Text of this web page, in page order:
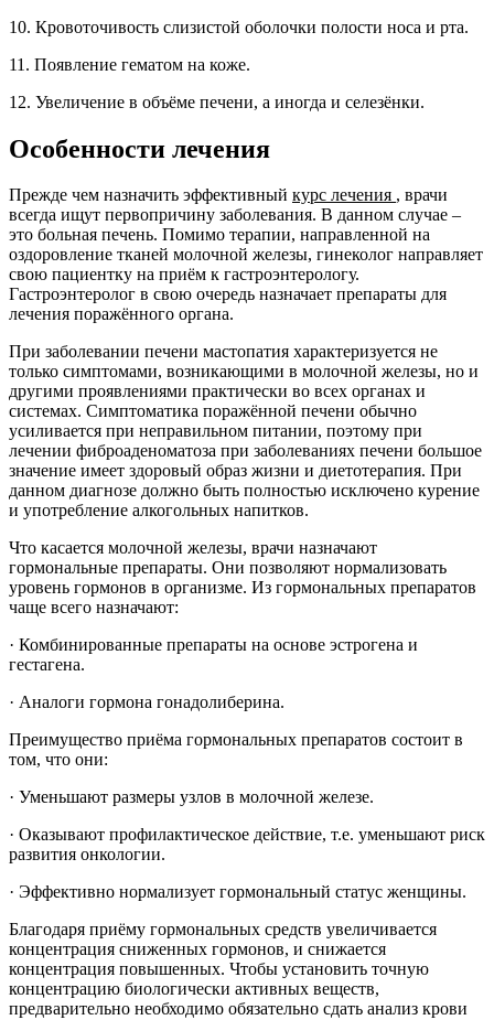
10. Кровоточивость слизистой оболочки полости носа и рта.
11. Появление гематом на коже.
12. Увеличение в объёме печени, а иногда и селезёнки.
Особенности лечения
Прежде чем назначить эффективный курс лечения , врачи
всегда ищут первопричину заболевания. В данном случае –
это больная печень. Помимо терапии, направленной на
оздоровление тканей молочной железы, гинеколог направляет
свою пациентку на приём к гастроэнтерологу.
Гастроэнтеролог в свою очередь назначает препараты для
лечения поражённого органа.
При заболевании печени мастопатия характеризуется не
только симптомами, возникающими в молочной железы, но и
другими проявлениями практически во всех органах и
системах. Симптоматика поражённой печени обычно
усиливается при неправильном питании, поэтому при
лечении фиброаденоматоза при заболеваниях печени большое
значение имеет здоровый образ жизни и диетотерапия. При
данном диагнозе должно быть полностью исключено курение
и употребление алкогольных напитков.
Что касается молочной железы, врачи назначают
гормональные препараты. Они позволяют нормализовать
уровень гормонов в организме. Из гормональных препаратов
чаще всего назначают:
· Комбинированные препараты на основе эстрогена и
гестагена.
· Аналоги гормона гонадолиберина.
Преимущество приёма гормональных препаратов состоит в
том, что они:
· Уменьшают размеры узлов в молочной железе.
· Оказывают профилактическое действие, т.е. уменьшают риск
развития онкологии.
· Эффективно нормализует гормональный статус женщины.
Благодаря приёму гормональных средств увеличивается
концентрация сниженных гормонов, и снижается
концентрация повышенных. Чтобы установить точную
концентрацию биологически активных веществ,
предварительно необходимо обязательно сдать анализ крови